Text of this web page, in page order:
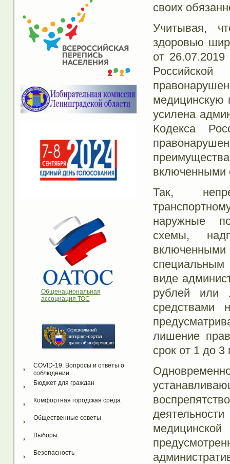
Общенациональная
ассоциация ТОС
COVID-19. Вопросы и ответы о
соблюдении…
Бюджет для граждан
Комфортная городская среда
Общественные советы
Выборы
Безопасность
своих
Учитывая,
здоровью
от
медицинскую
усилена
Кодекса
включенными
Так,
наружные
схемы,
специальным
виде
рублей или
лишение
срок от 1 до 3